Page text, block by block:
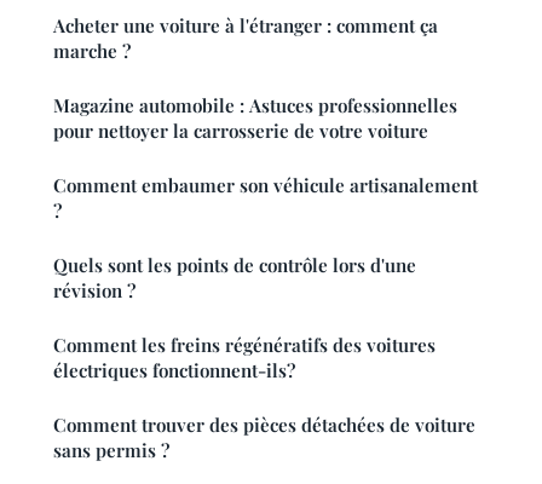
Acheter une voiture à l'étranger : comment ça
marche ?
Magazine automobile : Astuces professionnelles
pour nettoyer la carrosserie de votre voiture
Comment embaumer son véhicule artisanalement
?
Quels sont les points de contrôle lors d'une
révision ?
Comment les freins régénératifs des voitures
électriques fonctionnent-ils?
Comment trouver des pièces détachées de voiture
sans permis ?